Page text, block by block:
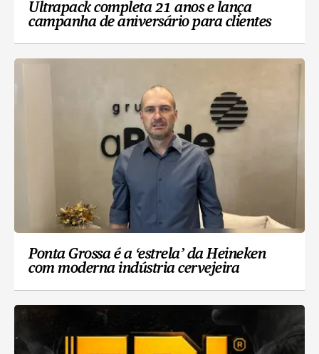
Ultrapack completa 21 anos e lança
campanha de aniversário para clientes
Ponta Grossa é a ‘estrela’ da Heineken
com moderna indústria cervejeira